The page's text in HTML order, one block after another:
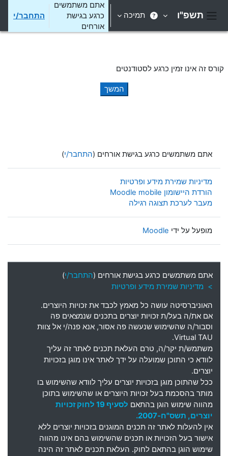
תשפ"ו תמיכה
אתם משתמשים
כרגע בגישת
אורחים
התחבר/י
קורס זה אינו זמין כרגע לסטודנטים
המשך
אתם משתמשים כרגע בגישת אורחים (התחבר/י)
מדיניות שמירת מידע ופרטיות
הורדת היישומון Moodle mobile
מעבר לערכת תצוגה רגילה
מופעל על ידי Moodle
אתם משתמשים כרגע בגישת אורחים (התחבר/י)
> מדיניות שמירת מידע ופרטיות
האוניברסיטה עושה כל מאמץ לכבד את זכויות היוצרים.
אם את/ה בעל/ת זכויות יוצרים בתכנים שנמצאים פה
וסבור/ה שהשימוש שנעשה פה אסור, אנא פנה/י אל צוות
Virtual TAU.
משתמש/ת יקר/ה, טרם העלאת תכנים לאתר זה עליך
לוודא כי התוכן שמועלה על ידך לאתר אינו מוגן בזכויות
יוצרים.
ככל שהתוכן מוגן בזכויות יוצרים עליך לוודא שהשימוש בו
מותר בהסכמת בעל זכויות היוצרים או שהשימוש בתוכן
מהווה שימוש הוגן בהתאם
לסעיף 19 לחוק זכויות
יוצרים, תשס"ח-2007.
אין להעלות לאתר זה תכנים המוגנים בזכויות יוצרים ללא
אישור בעל הזכויות או תכנים שהשימוש בהם אינו מהווה
שימוש הוגן בהתאם לחוק. העלאת תכנים לאתר זה הינה